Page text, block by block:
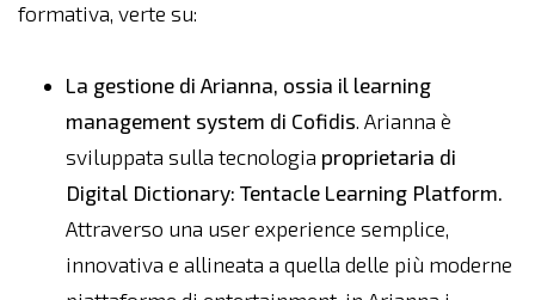
formativa, verte su:
La gestione di Arianna, ossia il learning
management system di Cofidis. Arianna è
sviluppata sulla tecnologia proprietaria di
Digital Dictionary: Tentacle Learning Platform.
Attraverso una user experience semplice,
innovativa e allineata a quella delle più moderne